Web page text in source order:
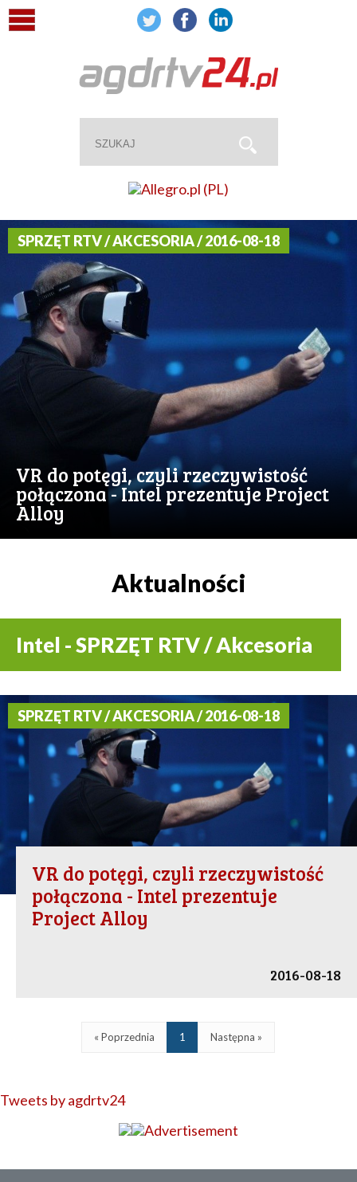
SPRZĘT RTV / AKCESORIA / 2016-08-18
VR do potęgi, czyli rzeczywistość
połączona - Intel prezentuje Project
Alloy
Aktualności
Intel - SPRZĘT RTV / Akcesoria
SPRZĘT RTV / AKCESORIA / 2016-08-18
VR do potęgi, czyli rzeczywistość
połączona - Intel prezentuje
Project Alloy
2016-08-18
« Poprzednia 1 Następna »
Tweets by agdrtv24